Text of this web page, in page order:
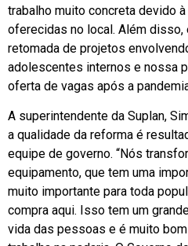
trabalho muito concreta devido
oferecidas no local. Além
retomada de projetos
adolescentes internos e nossa
oferta de vagas após a
A superintendente da Suplan,
a qualidade da reforma é
equipe de governo. “Nós
equipamento, que tem uma
muito importante para toda
compra aqui. Isso tem um
vida das pessoas e é muito